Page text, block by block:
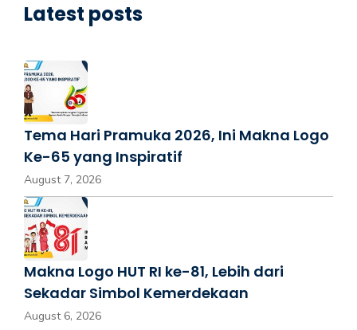
Latest posts
Tema Hari Pramuka 2026, Ini Makna Logo
Ke-65 yang Inspiratif
August 7, 2026
Makna Logo HUT RI ke-81, Lebih dari
Sekadar Simbol Kemerdekaan
August 6, 2026